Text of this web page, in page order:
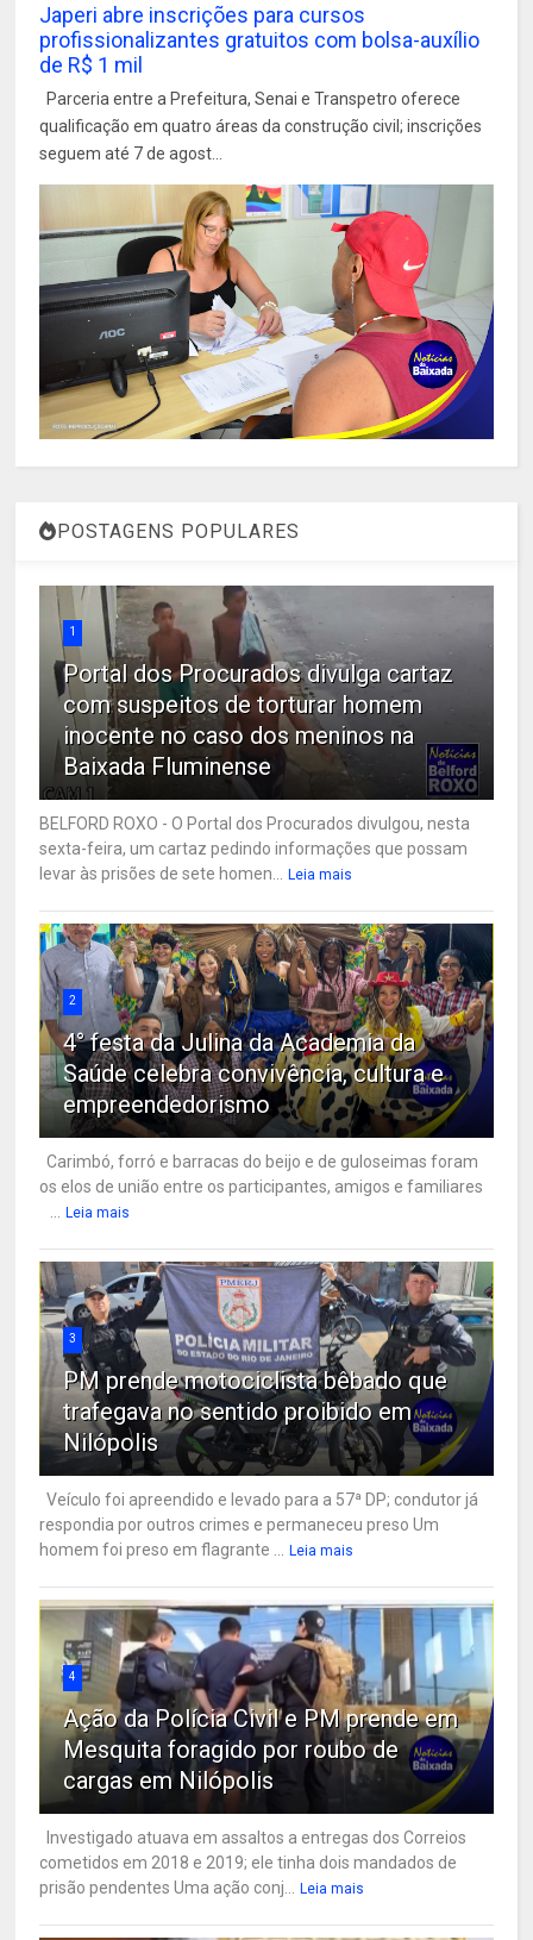
Japeri abre inscrições para cursos
profissionalizantes gratuitos com bolsa-auxílio
de R$ 1 mil
Parceria entre a Prefeitura, Senai e Transpetro oferece
qualificação em quatro áreas da construção civil; inscrições
seguem até 7 de agost...
POSTAGENS POPULARES
1
Portal dos Procurados divulga cartaz
com suspeitos de torturar homem
inocente no caso dos meninos na
Baixada Fluminense
BELFORD ROXO - O Portal dos Procurados divulgou, nesta
sexta-feira, um cartaz pedindo informações que possam
levar às prisões de sete homen...
Leia mais
2
4° festa da Julina da Academia da
Saúde celebra convivência, cultura e
empreendedorismo
Carimbó, forró e barracas do beijo e de guloseimas foram
os elos de união entre os participantes, amigos e familiares
Leia mais
3
PM prende motociclista bêbado que
trafegava no sentido proibido em
Nilópolis
Veículo foi apreendido e levado para a 57ª DP; condutor já
respondia por outros crimes e permaneceu preso Um
homem foi preso em flagrante ...
Leia mais
4
Ação da Polícia Civil e PM prende em
Mesquita foragido por roubo de
cargas em Nilópolis
Investigado atuava em assaltos a entregas dos Correios
cometidos em 2018 e 2019; ele tinha dois mandados de
prisão pendentes Uma ação conj...
Leia mais